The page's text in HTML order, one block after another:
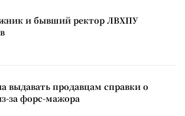
и бывший ректор ЛВХПУ
выдавать продавцам справки о
за форс-мажора